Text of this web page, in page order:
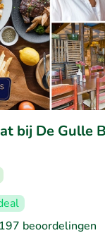
bij De Gulle
beoordelingen